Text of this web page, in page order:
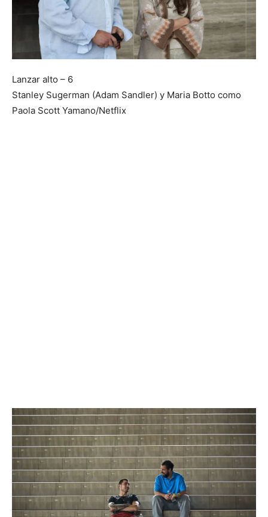
Lanzar alto – 6
Stanley Sugerman (Adam Sandler) y Maria Botto como
Paola Scott Yamano/Netflix